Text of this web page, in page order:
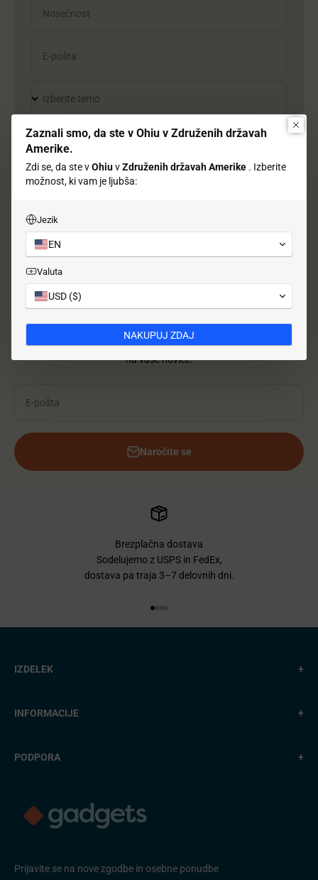
Nosečnost
E-pošta
Izberite temo
ID naročila
Sporočilo
Pošlji sporočilo
Napišite nekaj o tem, kaj bodo vaše stranke prejele, če se naročijo
na vaše novice.
E-pošta
Naročite se
Brezplačna dostava
Sodelujemo z USPS in FedEx,
dostava pa traja 3–7 delovnih dni.
IZDELEK +
INFORMACIJE +
PODPORA +
Prijavite se na nove zgodbe in osebne ponudbe
Zaznali smo, da ste v Ohiu v Združenih državah
Amerike.
Zdi se, da ste vOhiuvZdruženih državah Amerike . Izberite
možnost, ki vam je ljubša:
Jezik
EN
Valuta
USD ($)
NAKUPUJ ZDAJ